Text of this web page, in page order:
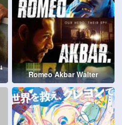
Romeo Akbar Walter